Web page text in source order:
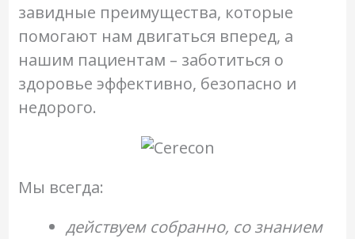
завидные преимущества, которые
помогают нам двигаться вперед, а
нашим пациентам – заботиться о
здоровье эффективно, безопасно и
недорого.
Мы всегда:
действуем собранно, со знанием